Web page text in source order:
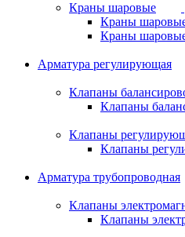
Краны шаровые
Краны
Краны
Арматура регулирующая
Клапаны
Клапаны
Клапаны
Клапаны
Арматура трубопроводная
Клапаны
Клапаны